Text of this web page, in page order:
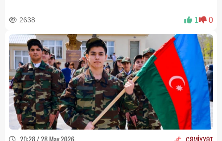
2638 1 0
20:28 / 28 May 2026